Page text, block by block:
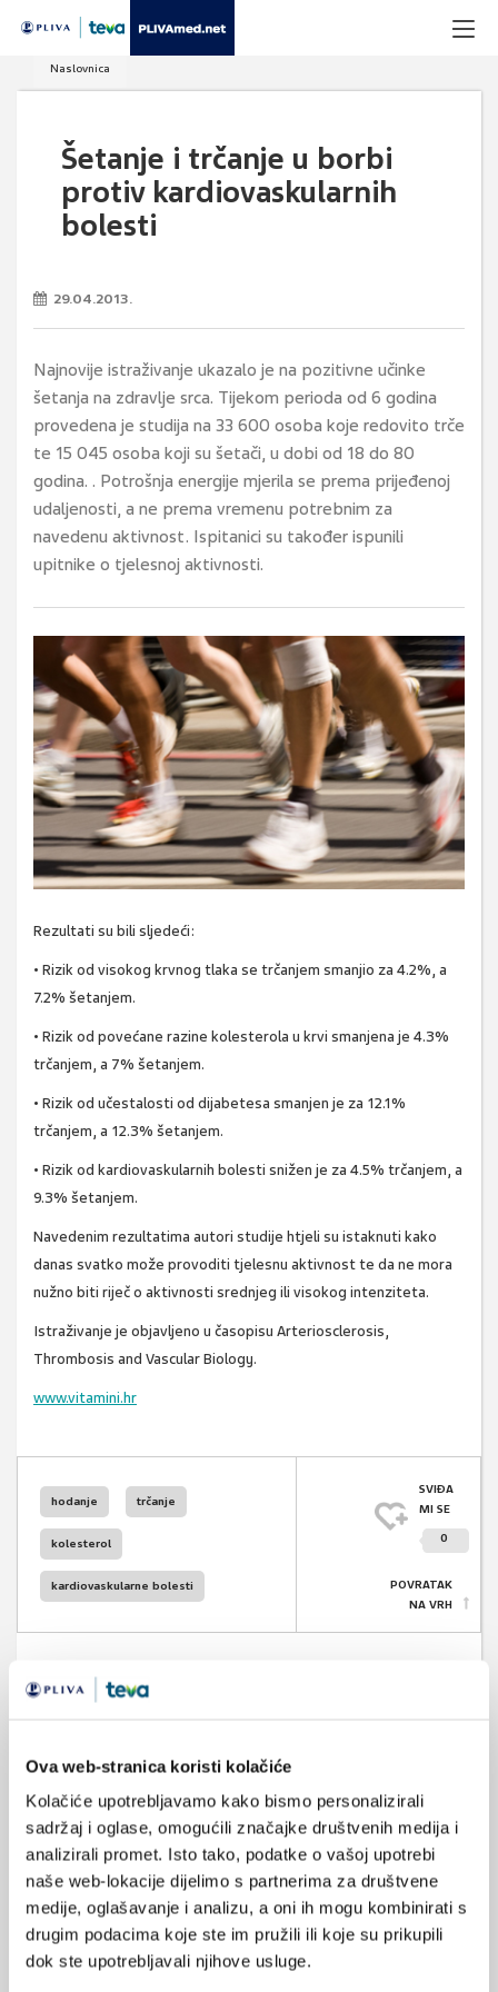
Ova web-stranica koristi kolačiće
Kolačiće upotrebljavamo kako bismo personalizirali
sadržaj i oglase, omogućili značajke društvenih medija i
analizirali promet. Isto tako, podatke o vašoj upotrebi
naše web-lokacije dijelimo s partnerima za društvene
medije, oglašavanje i analizu, a oni ih mogu kombinirati s
drugim podacima koje ste im pružili ili koje su prikupili
dok ste upotrebljavali njihove usluge.
Naslovnica
Šetanje i trčanje u borbi
protiv kardiovaskularnih
bolesti
29.04.2013.
Najnovije istraživanje ukazalo je na pozitivne učinke
šetanja na zdravlje srca. Tijekom perioda od 6 godina
provedena je studija na 33 600 osoba koje redovito trče
te 15 045 osoba koji su šetači, u dobi od 18 do 80
godina. . Potrošnja energije mjerila se prema prijeđenoj
udaljenosti, a ne prema vremenu potrebnim za
navedenu aktivnost. Ispitanici su također ispunili
upitnike o tjelesnoj aktivnosti.
Rezultati su bili sljedeći:
• Rizik od visokog krvnog tlaka se trčanjem smanjio za 4.2%, a
7.2% šetanjem.
• Rizik od povećane razine kolesterola u krvi smanjena je 4.3%
trčanjem, a 7% šetanjem.
• Rizik od učestalosti od dijabetesa smanjen je za 12.1%
trčanjem, a 12.3% šetanjem.
• Rizik od kardiovaskularnih bolesti snižen je za 4.5% trčanjem, a
9.3% šetanjem.
Navedenim rezultatima autori studije htjeli su istaknuti kako
danas svatko može provoditi tjelesnu aktivnost te da ne mora
nužno biti riječ o aktivnosti srednjeg ili visokog intenziteta.
Istraživanje je objavljeno u časopisu Arteriosclerosis,
Thrombosis and Vascular Biology.
www.vitamini.hr
hodanje trčanje
kolesterol
kardiovaskularne bolesti
SVIĐA
MI SE
0
POVRATAK
NA VRH
12.08.2023.
I manje od 5000 koraka na dan smanjuje mortalitet
11.11.2022.
Svjetski dan trčanja
02.09.2022.